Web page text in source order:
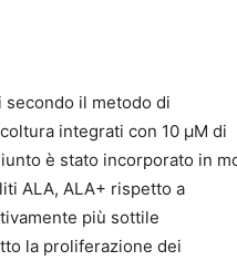
secondo il metodo di
integrati con 10 μM di
è stato incorporato in
ALA, ALA+ rispetto a
più sottile
la proliferazione dei